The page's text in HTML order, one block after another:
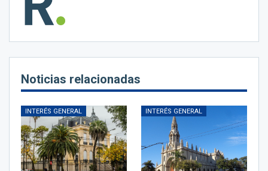
Noticias relacionadas
INTERÉS GENERAL INTERÉS GENERAL